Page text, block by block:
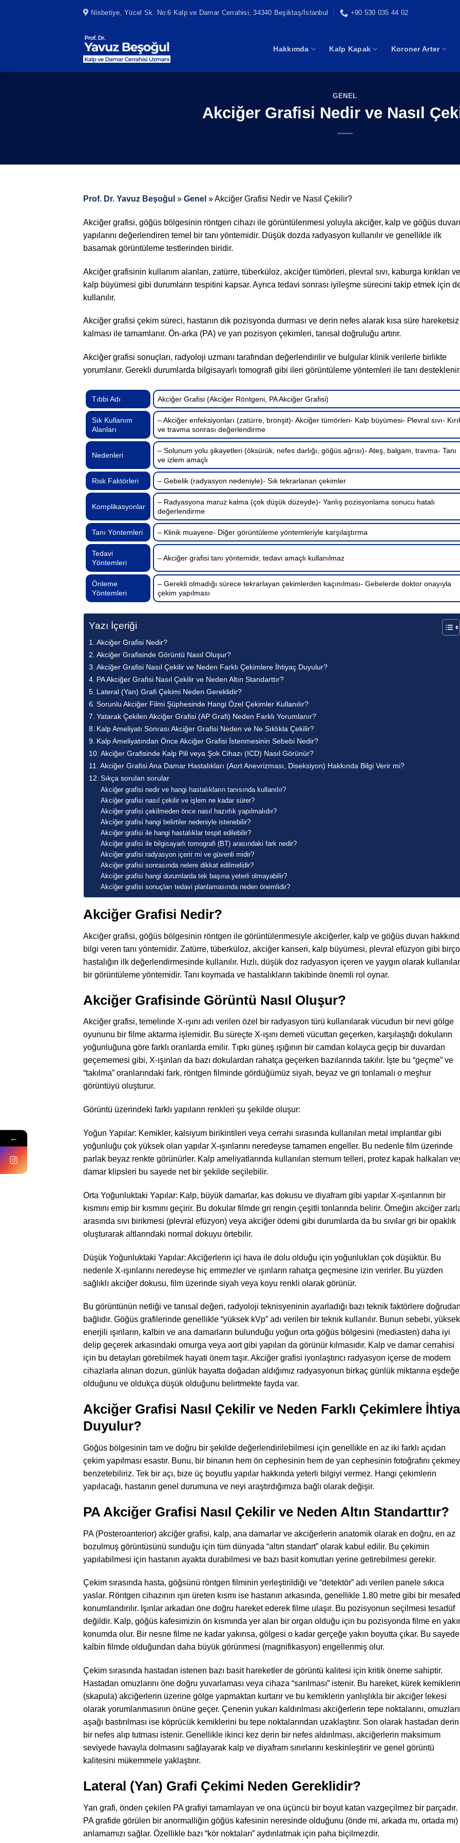
Nisbetiye, Yücel Sk. No:6 Kalp ve Damar Cerrahisi, 34340 Beşiktaş/İstanbul +90 530 035 44 02
Hakkımda Kalp Kapak Koroner Arter
GENEL
Akciğer Grafisi Nedir ve Nasıl
Prof. Dr. Yavuz Beşoğul » Genel »Akciğer Grafisi Nedir ve Nasıl Çekilir?
Akciğer grafisi, göğüs bölgesinin röntgen cihazı ile görüntülenmesi yoluyla akciğer, kalp ve göğüs duvarı
yapılarını değerlendiren temel bir tanı yöntemidir. Düşük dozda radyasyon kullanılır ve genellikle ilk
basamak görüntüleme testlerinden biridir.
Akciğer grafisinin kullanım alanları, zatürre, tüberküloz, akciğer tümörleri, plevral sıvı, kaburga kırıkları ve
kalp büyümesi gibi durumların tespitini kapsar. Ayrıca tedavi sonrası iyileşme sürecini takip etmek için
kullanılır.
Akciğer grafisi çekim süreci, hastanın dik pozisyonda durması ve derin nefes alarak kısa süre hareketsiz
kalması ile tamamlanır. Ön-arka (PA) ve yan pozisyon çekimleri, tanısal doğruluğu artırır.
Akciğer grafisi sonuçları, radyoloji uzmanı tarafından değerlendirilir ve bulgular klinik verilerle birlikte
yorumlanır. Gerekli durumlarda bilgisayarlı tomografi gibi ileri görüntüleme yöntemleri ile tanı desteklenir.
Tıbbi Adı Akciğer Grafisi (Akciğer Röntgeni, PA Akciğer Grafisi)
Sık Kullanım
Alanları
– Akciğer enfeksiyonları (zatürre, bronşit)- Akciğer tümörleri- Kalp büyümesi- Plevral sıvı-
ve travma sonrası değerlendirme
Nedenleri
– Solunum yolu şikayetleri (öksürük, nefes darlığı, göğüs ağrısı)- Ateş, balgam, travma- Tanı
ve izlem amaçlı
Risk Faktörleri – Gebelik (radyasyon nedeniyle)- Sık tekrarlanan çekimler
Komplikasyonlar
– Radyasyona maruz kalma (çok düşük düzeyde)- Yanlış pozisyonlama sonucu hatalı
değerlendirme
Tanı Yöntemleri – Klinik muayene- Diğer görüntüleme yöntemleriyle karşılaştırma
Tedavi
Yöntemleri
– Akciğer grafisi tanı yöntemidir, tedavi amaçlı kullanılmaz
Önleme
Yöntemleri
– Gerekli olmadığı sürece tekrarlayan çekimlerden kaçınılması- Gebelerde doktor onayıyla
çekim yapılması
Yazı İçeriği
Akciğer Grafisi Nedir?
Akciğer Grafisinde Görüntü Nasıl Oluşur?
Akciğer Grafisi Nasıl Çekilir ve Neden Farklı Çekimlere İhtiyaç Duyulur?
PA Akciğer Grafisi Nasıl Çekilir ve Neden Altın Standarttır?
Lateral (Yan) Grafi Çekimi Neden Gereklidir?
Sorunlu Akciğer Filmi Şüphesinde Hangi Özel Çekimler Kullanılır?
Yatarak Çekilen Akciğer Grafisi (AP Grafi) Neden Farklı Yorumlanır?
Kalp Ameliyatı Sonrası Akciğer Grafisi Neden ve Ne Sıklıkla Çekilir?
Kalp Ameliyatından Önce Akciğer Grafisi İstenmesinin Sebebi Nedir?
Akciğer Grafisinde Kalp Pili veya Şok Cihazı (ICD) Nasıl Görünür?
Akciğer Grafisi Ana Damar Hastalıkları (Aort Anevrizması, Diseksiyon) Hakkında Bilgi Verir mi?
Sıkça sorulan sorular
Akciğer grafisi nedir ve hangi hastalıkların tanısında kullanılır?
Akciğer grafisi nasıl çekilir ve işlem ne kadar sürer?
Akciğer grafisi çekilmeden önce nasıl hazırlık yapılmalıdır?
Akciğer grafisi hangi belirtiler nedeniyle istenebilir?
Akciğer grafisi ile hangi hastalıklar tespit edilebilir?
Akciğer grafisi ile bilgisayarlı tomografi (BT) arasındaki fark nedir?
Akciğer grafisi radyasyon içerir mi ve güvenli midir?
Akciğer grafisi sonrasında nelere dikkat edilmelidir?
Akciğer grafisi hangi durumlarda tek başına yeterli olmayabilir?
Akciğer grafisi sonuçları tedavi planlamasında neden önemlidir?
Akciğer Grafisi Nedir?
Akciğer grafisi, göğüs bölgesinin röntgen ile görüntülenmesiyle akciğerler, kalp ve göğüs duvarı
bilgi veren tanı yöntemidir. Zatürre, tüberküloz, akciğer kanseri, kalp büyümesi, plevral efüzyon gibi
hastalığın ilk değerlendirmesinde kullanılır. Hızlı, düşük doz radyasyon içeren ve yaygın olarak
bir görüntüleme yöntemidir. Tanı koymada ve hastalıkların takibinde önemli rol oynar.
Akciğer Grafisinde Görüntü Nasıl Oluşur?
Akciğer grafisi, temelinde X-ışını adı verilen özel bir radyasyon türü kullanılarak vücudun bir nevi gölge
oyununu bir filme aktarma işlemidir. Bu süreçte X-ışını demeti vücuttan geçerken, karşılaştığı dokuların
yoğunluğuna göre farklı oranlarda emilir. Tıpkı güneş ışığının bir camdan kolayca geçip bir duvardan
geçememesi gibi, X-ışınları da bazı dokulardan rahatça geçerken bazılarında takılır. İşte bu “geçme” ve
“takılma” oranlarındaki fark, röntgen filminde gördüğümüz siyah, beyaz ve gri tonlamalı o meşhur
görüntüyü oluşturur.
Görüntü üzerindeki farklı yapıların renkleri şu şekilde oluşur:
Yoğun Yapılar: Kemikler, kalsiyum birikintileri veya cerrahi sırasında kullanılan metal implantlar gibi
yoğunluğu çok yüksek olan yapılar X-ışınlarını neredeyse tamamen engeller. Bu nedenle film üzerinde
parlak beyaz renkte görünürler. Kalp ameliyatlarında kullanılan sternum telleri, protez kapak halkaları
damar klipsleri bu sayede net bir şekilde seçilebilir.
Orta Yoğunluktaki Yapılar: Kalp, büyük damarlar, kas dokusu ve diyafram gibi yapılar X-ışınlarının bir
kısmını emip bir kısmını geçirir. Bu dokular filmde gri rengin çeşitli tonlarında belirir. Örneğin akciğer
arasında sıvı birikmesi (plevral efüzyon) veya akciğer ödemi gibi durumlarda da bu sıvılar gri bir opaklık
oluşturarak altlarındaki normal dokuyu örtebilir.
Düşük Yoğunluktaki Yapılar: Akciğerlerin içi hava ile dolu olduğu için yoğunlukları çok düşüktür. Bu
nedenle X-ışınlarını neredeyse hiç emmezler ve ışınların rahatça geçmesine izin verirler. Bu yüzden
sağlıklı akciğer dokusu, film üzerinde siyah veya koyu renkli olarak görünür.
Bu görüntünün netliği ve tanısal değeri, radyoloji teknisyeninin ayarladığı bazı teknik faktörlere doğrudan
bağlıdır. Göğüs grafilerinde genellikle “yüksek kVp” adı verilen bir teknik kullanılır. Bunun sebebi, yüksek
enerjili ışınların, kalbin ve ana damarların bulunduğu yoğun orta göğüs bölgesini (mediasten) daha iyi
delip geçerek arkasındaki omurga veya aort gibi yapıları da görünür kılmasıdır. Kalp ve damar cerrahisi
için bu detayları görebilmek hayati önem taşır. Akciğer grafisi iyonlaştırıcı radyasyon içerse de modern
cihazlarla alınan dozun, günlük hayatta doğadan aldığımız radyasyonun birkaç günlük miktarına
olduğunu ve oldukça düşük olduğunu belirtmekte fayda var.
Akciğer Grafisi Nasıl Çekilir ve Neden Farklı Çekimlere
Duyulur?
Göğüs bölgesinin tam ve doğru bir şekilde değerlendirilebilmesi için genellikle en az iki farklı açıdan
çekim yapılması esastır. Bunu, bir binanın hem ön cephesinin hem de yan cephesinin fotoğrafını
benzetebiliriz. Tek bir açı, bize üç boyutlu yapılar hakkında yeterli bilgiyi vermez. Hangi çekimlerin
yapılacağı, hastanın genel durumuna ve neyi araştırdığımıza bağlı olarak değişir.
PA Akciğer Grafisi Nasıl Çekilir ve Neden Altın Standarttır?
PA (Posteroanterior) akciğer grafisi, kalp, ana damarlar ve akciğerlerin anatomik olarak en doğru, en az
bozulmuş görüntüsünü sunduğu için tüm dünyada “altın standart” olarak kabul edilir. Bu çekimin
yapılabilmesi için hastanın ayakta durabilmesi ve bazı basit komutları yerine getirebilmesi gerekir.
Çekim sırasında hasta, göğsünü röntgen filminin yerleştirildiği ve “detektör” adı verilen panele sıkıca
yaslar. Röntgen cihazının ışın üreten kısmı ise hastanın arkasında, genellikle 1.80 metre gibi bir
konumlandırılır. Işınlar arkadan öne doğru hareket ederek filme ulaşır. Bu pozisyonun seçilmesi tesadüf
değildir. Kalp, göğüs kafesimizin ön kısmında yer alan bir organ olduğu için bu pozisyonda filme en
konumda olur. Bir nesne filme ne kadar yakınsa, gölgesi o kadar gerçeğe yakın boyutta çıkar. Bu sayede
kalbin filmde olduğundan daha büyük görünmesi (magnifikasyon) engellenmiş olur.
Çekim sırasında hastadan istenen bazı basit hareketler de görüntü kalitesi için kritik öneme sahiptir.
Hastadan omuzlarını öne doğru yuvarlaması veya cihaza “sarılması” istenir. Bu hareket, kürek
(skapula) akciğerlerin üzerine gölge yapmaktan kurtarır ve bu kemiklerin yanlışlıkla bir akciğer lekesi
olarak yorumlanmasının önüne geçer. Çenenin yukarı kaldırılması akciğerlerin tepe noktalarını,
aşağı bastırılması ise köprücük kemiklerini bu tepe noktalarından uzaklaştırır. Son olarak hastadan derin
bir nefes alıp tutması istenir. Genellikle ikinci kez derin bir nefes aldırılması, akciğerlerin maksimum
seviyede havayla dolmasını sağlayarak kalp ve diyafram sınırlarını keskinleştirir ve genel görüntü
kalitesini mükemmele yaklaştırır.
Lateral (Yan) Grafi Çekimi Neden Gereklidir?
Yan grafi, önden çekilen PA grafiyi tamamlayan ve ona üçüncü bir boyut katan vazgeçilmez bir parçadır.
PA grafide görülen bir anormalliğin göğüs kafesinin neresinde olduğunu (önde mi, arkada mı, ortada mı)
anlamamızı sağlar. Özellikle bazı “kör noktaları” aydınlatmak için paha biçilmezdir.
←